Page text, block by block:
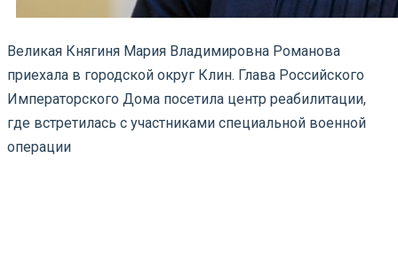
Великая Княгиня Мария Владимировна Романова
приехала в городской округ Клин. Глава Российского
Императорского Дома посетила центр реабилитации,
где встретилась с участниками специальной военной
операции